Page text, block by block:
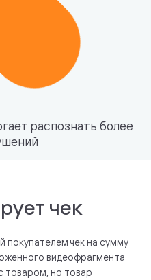
распознать более
чек
покупателем чек на сумму
видеофрагмента
товаром, но товар